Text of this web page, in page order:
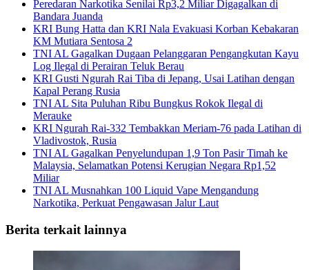
Peredaran Narkotika Senilai Rp3,2 Miliar Digagalkan di
Bandara Juanda
KRI Bung Hatta dan KRI Nala Evakuasi Korban Kebakaran
KM Mutiara Sentosa 2
TNI AL Gagalkan Dugaan Pelanggaran Pengangkutan Kayu
Log Ilegal di Perairan Teluk Berau
KRI Gusti Ngurah Rai Tiba di Jepang, Usai Latihan dengan
Kapal Perang Rusia
TNI AL Sita Puluhan Ribu Bungkus Rokok Ilegal di
Merauke
KRI Ngurah Rai-332 Tembakkan Meriam-76 pada Latihan di
Vladivostok, Rusia
TNI AL Gagalkan Penyelundupan 1,9 Ton Pasir Timah ke
Malaysia, Selamatkan Potensi Kerugian Negara Rp1,52
Miliar
TNI AL Musnahkan 100 Liquid Vape Mengandung
Narkotika, Perkuat Pengawasan Jalur Laut
Berita terkait lainnya